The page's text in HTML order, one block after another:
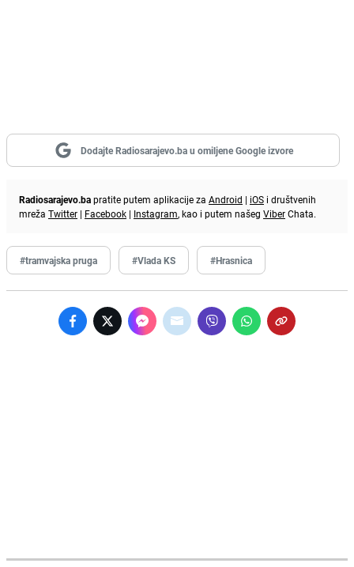
Dodajte Radiosarajevo.ba u omiljene Google izvore
Radiosarajevo.bapratite putem aplikacije za Android | iOS i društvenih
mreža Twitter | Facebook | Instagram, kao i putem našeg ViberChata.
#tramvajska pruga #Vlada KS #Hrasnica